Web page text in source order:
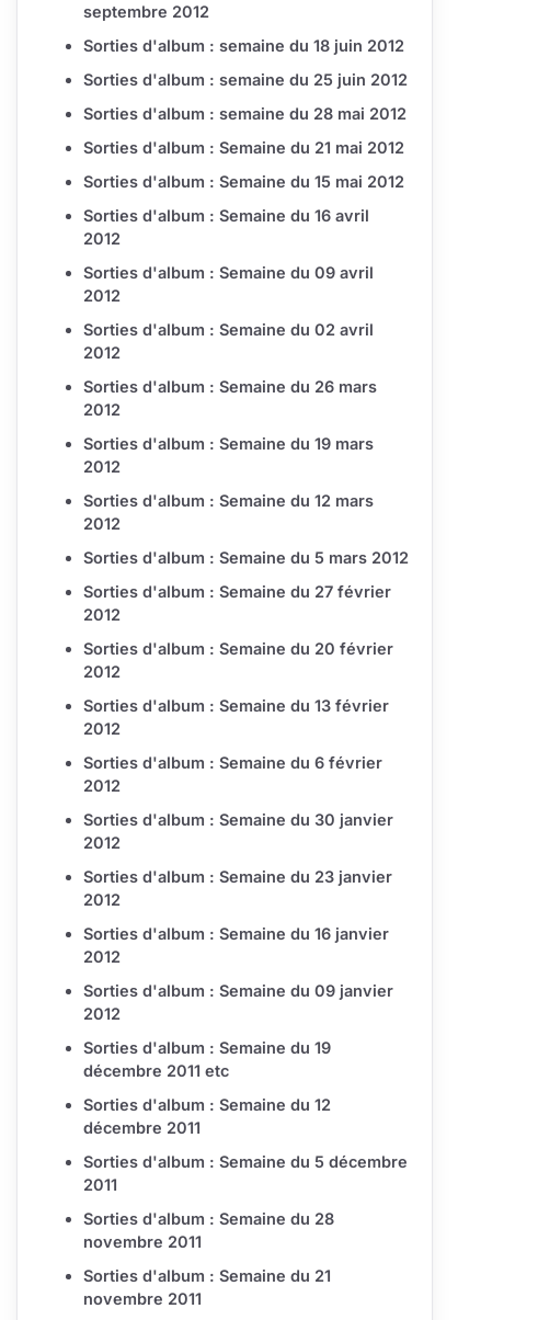
septembre 2012
Sorties d'album : semaine du 18 juin 2012
Sorties d'album : semaine du 25 juin 2012
Sorties d'album : semaine du 28 mai 2012
Sorties d'album : Semaine du 21 mai 2012
Sorties d'album : Semaine du 15 mai 2012
Sorties d'album : Semaine du 16 avril
2012
Sorties d'album : Semaine du 09 avril
2012
Sorties d'album : Semaine du 02 avril
2012
Sorties d'album : Semaine du 26 mars
2012
Sorties d'album : Semaine du 19 mars
2012
Sorties d'album : Semaine du 12 mars
2012
Sorties d'album : Semaine du 5 mars 2012
Sorties d'album : Semaine du 27 février
2012
Sorties d'album : Semaine du 20 février
2012
Sorties d'album : Semaine du 13 février
2012
Sorties d'album : Semaine du 6 février
2012
Sorties d'album : Semaine du 30 janvier
2012
Sorties d'album : Semaine du 23 janvier
2012
Sorties d'album : Semaine du 16 janvier
2012
Sorties d'album : Semaine du 09 janvier
2012
Sorties d'album : Semaine du 19
décembre 2011 etc
Sorties d'album : Semaine du 12
décembre 2011
Sorties d'album : Semaine du 5 décembre
2011
Sorties d'album : Semaine du 28
novembre 2011
Sorties d'album : Semaine du 21
novembre 2011